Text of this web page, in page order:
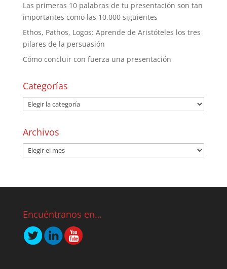
Las primeras 10 palabras de tu presentación son tan
importantes como las 10.000 siguientes
Ethos, Pathos, Logos: Aprende de Aristóteles los tres
pilares de la persuasión
Cómo concluir con fuerza una presentación
Categorías
Archivos
Encuéntranos en…